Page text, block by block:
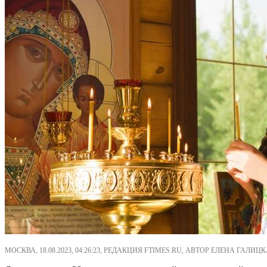
МОСКВА, 18.08.2023, 04:26:23, РЕДАКЦИЯ FTIMES.RU, АВТОР ЕЛЕНА